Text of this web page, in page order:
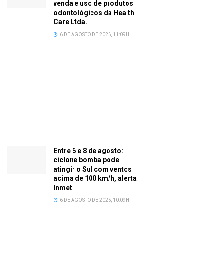
venda e uso de produtos
odontológicos da Health
Care Ltda.
6 DE AGOSTO DE 2026, 11:09H
Entre 6 e 8 de agosto:
ciclone bomba pode
atingir o Sul com ventos
acima de 100 km/h, alerta
Inmet
6 DE AGOSTO DE 2026, 10:09H